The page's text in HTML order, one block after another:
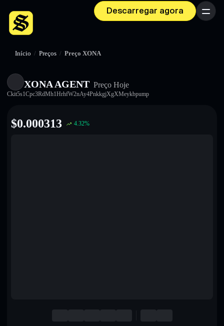
Descarregar agora Menu
Início / Preços / Preço XONA
XONA AGENT Preço Hoje
Ckit5s1Cpc3RdMh1HrhfW2nAy4PnkkgjXgXMeykbpump
$0.000313 4.32%